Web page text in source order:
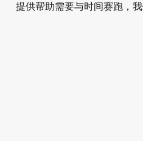
提供帮助需要与时间赛跑，